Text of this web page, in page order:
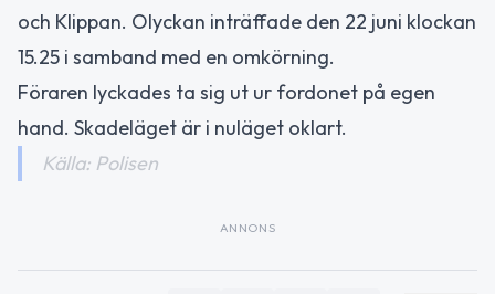
och Klippan. Olyckan inträffade den 22 juni klockan
15.25 i samband med en omkörning.
Föraren lyckades ta sig ut ur fordonet på egen
hand. Skadeläget är i nuläget oklart.
Källa: Polisen
ANNONS